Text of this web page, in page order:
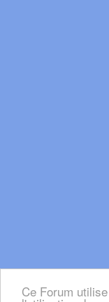
Ce Forum